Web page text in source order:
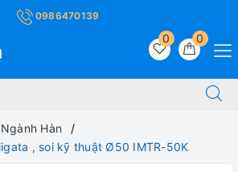
0986470139
0
0
Hàn
, soi kỹ thuật Ø50 IMTR-50K